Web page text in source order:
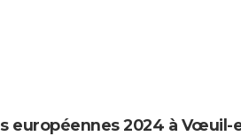
européennes 2024 à Vœuil-